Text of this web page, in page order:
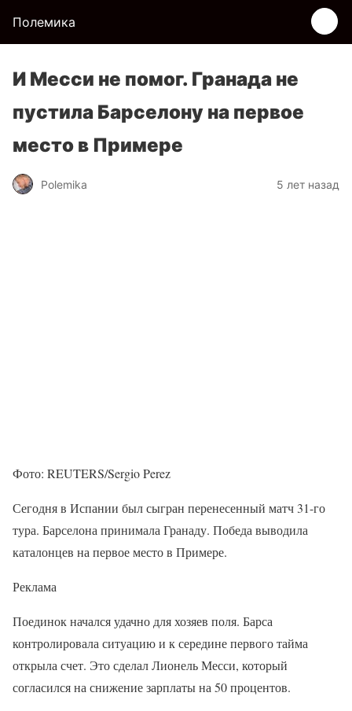
Полемика
И Месси не помог. Гранада не
пустила Барселону на первое
место в Примере
Polemika 5 лет назад
Фото: REUTERS/Sergio Perez
Сегодня в Испании был сыгран перенесенный матч 31-го
тура. Барселона принимала Гранаду. Победа выводила
каталонцев на первое место в Примере.
Реклама
Поединок начался удачно для хозяев поля. Барса
контролировала ситуацию и к середине первого тайма
открыла счет. Это сделал Лионель Месси, который
согласился на снижение зарплаты на 50 процентов.